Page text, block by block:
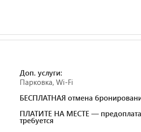
Доп. услуги:
Парковка, Wi-Fi
БЕСПЛАТНАЯ отмена
ПЛАТИТЕ НА МЕСТЕ — предоплата
требуется